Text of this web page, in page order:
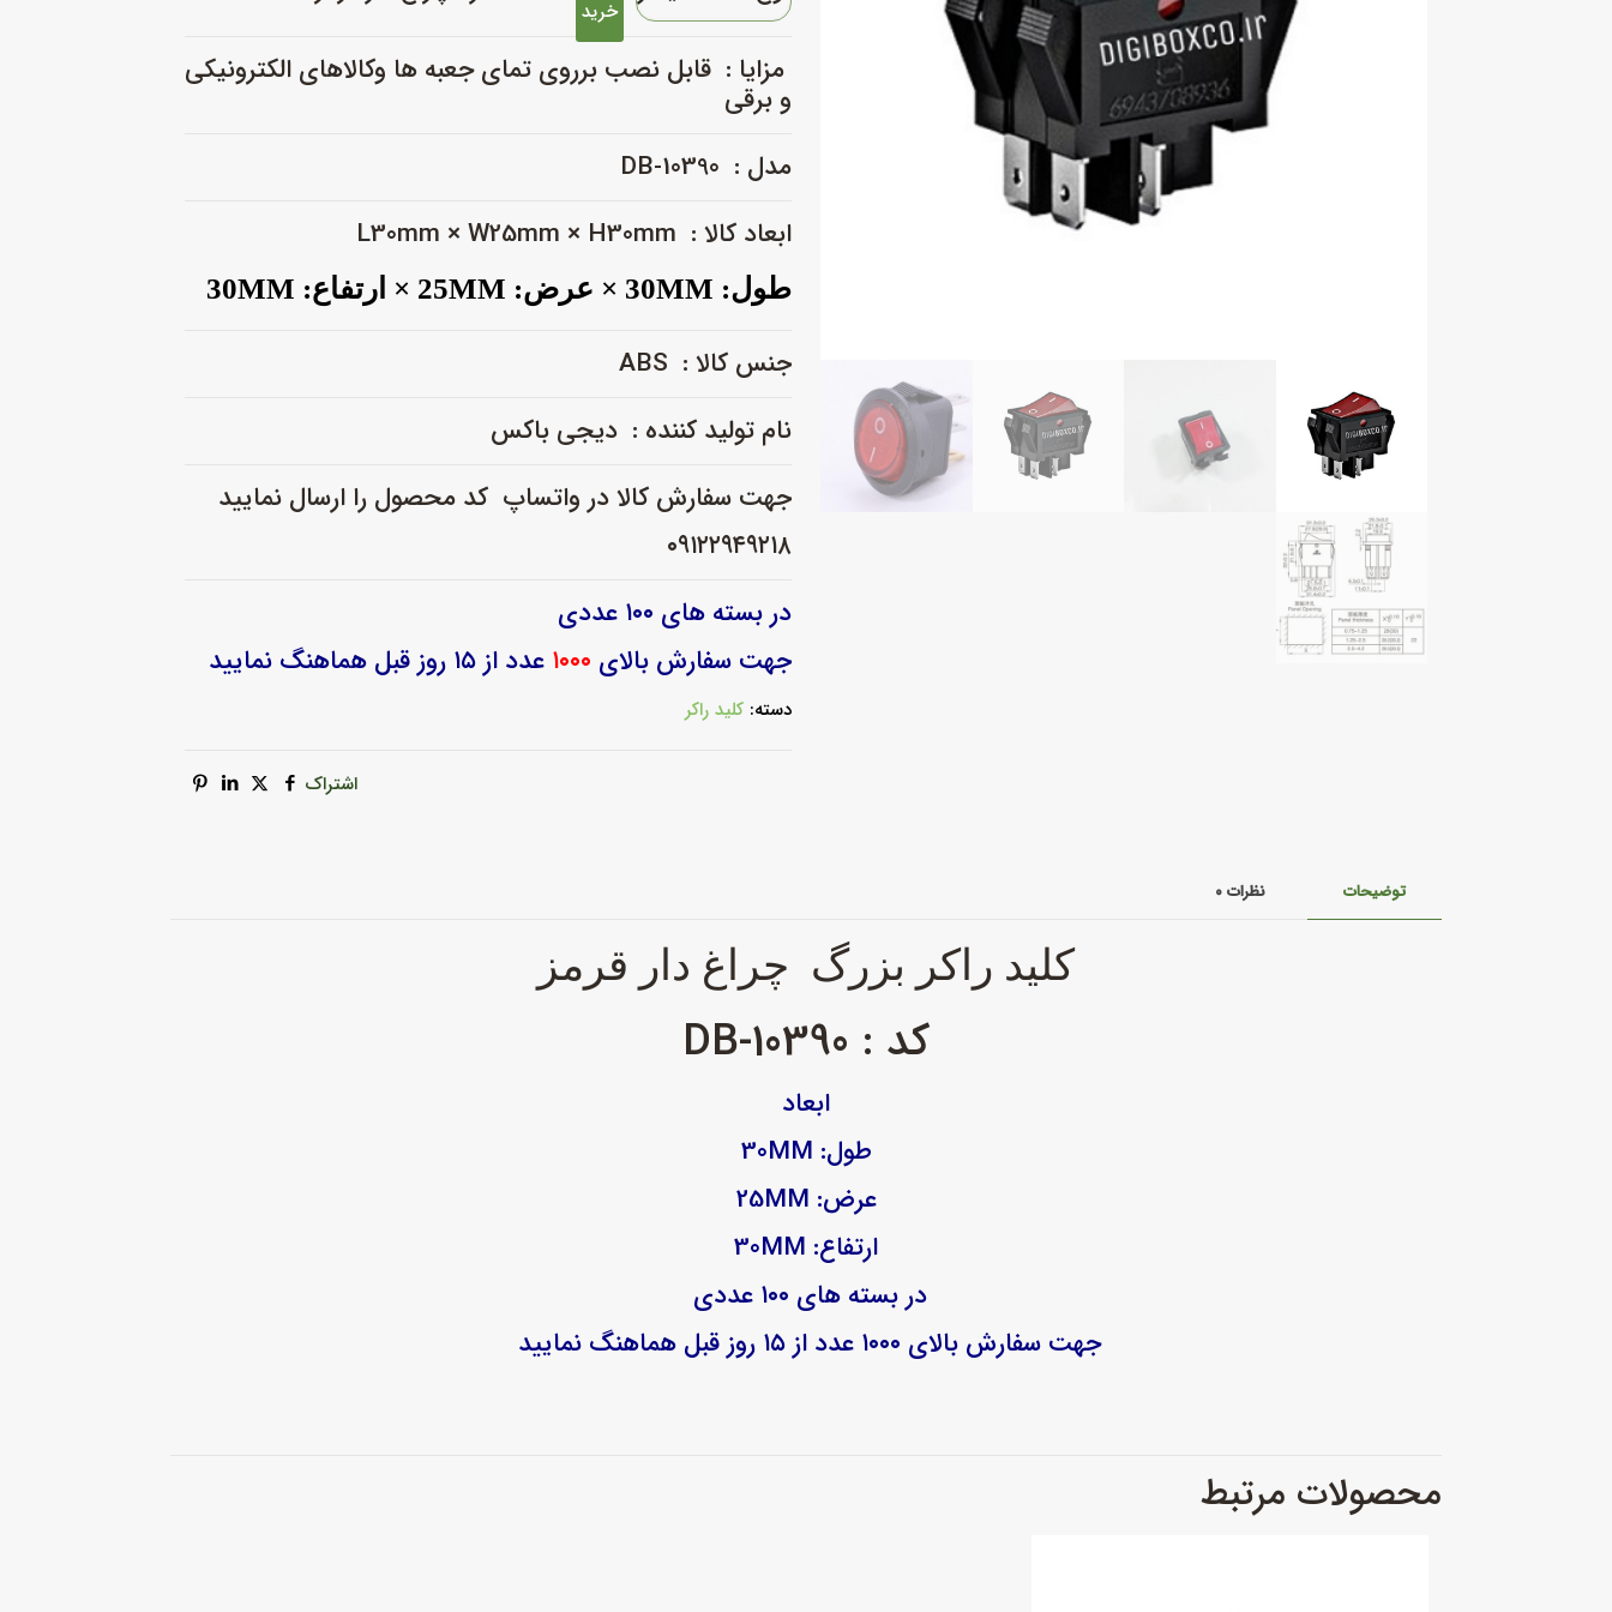
مزایا : قابل نصب برروی تمای جعبه ها وکالاهای الکترونیکی
و برقی
مدل : DB-10390
ابعاد کالا : L30mm × W25mm × H30mm
طول: 30MM × عرض: 25MM × ارتفاع: 30MM
جنس کالا : ABS
نام تولید کننده : دیجی باکس
جهت سفارش کالا در واتساپ کد محصول را ارسال نمایید
۰۹۱۲۲۹۴۹۲۱۸
در بسته های ۱۰۰ عددی
جهت سفارش بالای ۱۰۰۰ عدد از ۱۵ روز قبل هماهنگ نمایید
چراغ
دار
کد
DB-
10390
عدد
خرید
دسته: کلید راکر
اشتراک
توضیحات نظرات۰
کلید راکر بزرگ چراغ دار قرمز
کد : DB-10390
ابعاد
طول: 30MM
عرض: 25MM
ارتفاع: 30MM
در بسته های ۱۰۰ عددی
جهت سفارش بالای ۱۰۰۰ عدد از ۱۵ روز قبل هماهنگ نمایید
محصولات مرتبط